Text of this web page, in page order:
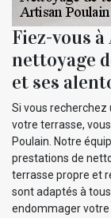
Fiez-vous
nettoyage
et ses
Si vous
votre terrasse,
Poulain. Notre
prestations de
terrasse propre et
sont adaptés à
endommager